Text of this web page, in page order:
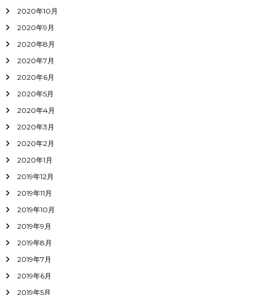
2020年10月
2020年9月
2020年8月
2020年7月
2020年6月
2020年5月
2020年4月
2020年3月
2020年2月
2020年1月
2019年12月
2019年11月
2019年10月
2019年9月
2019年8月
2019年7月
2019年6月
2019年5月